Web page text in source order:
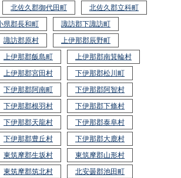
北佐久郡御代田町
北佐久郡立科町
県郡長和町
諏訪郡下諏訪町
諏訪郡原村
上伊那郡辰野町
上伊那郡飯島町
上伊那郡南箕輪村
上伊那郡宮田村
下伊那郡松川町
下伊那郡阿南町
下伊那郡阿智村
下伊那郡根羽村
下伊那郡下條村
下伊那郡天龍村
下伊那郡泰阜村
下伊那郡豊丘村
下伊那郡大鹿村
東筑摩郡生坂村
東筑摩郡山形村
東筑摩郡筑北村
北安曇郡池田町